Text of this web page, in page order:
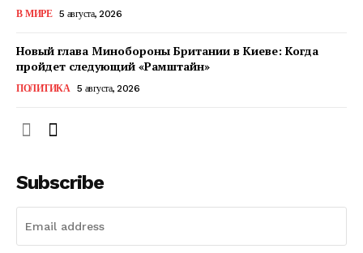
В МИРЕ 5 августа, 2026
Новый глава Минобороны Британии в Киеве: Когда
пройдет следующий «Рамштайн»
ПОЛИТИКА 5 августа, 2026
Subscribe